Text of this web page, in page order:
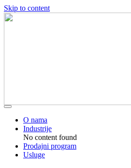
Skip to content
O nama
Industrije
No content found
Prodajni program
Usluge